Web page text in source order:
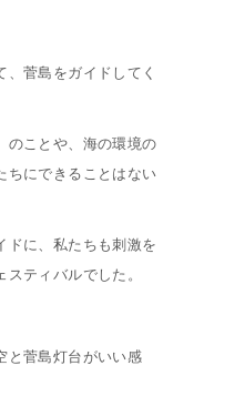
菅島をガイドしてく
のことや、海の環境の
ちにできることはない
ドに、私たちも刺激を
ティバルでした。
と菅島灯台がいい感